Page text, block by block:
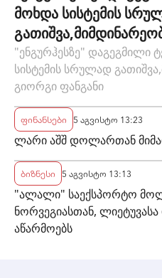
მოხდა სისტემის
ფანგანი
"ენგურჰესზე" დაგეგმილი
სისტემის სრულად
გიორგი ფანგანი
ფინანსები 5 აგვისტო 13:23
ლარი აშშ დოლართან
ბიზნესი 5 აგვისტო 13:13
"ალალი" საექსპორტო
ნორვეგიასთან,
აწარმოებს